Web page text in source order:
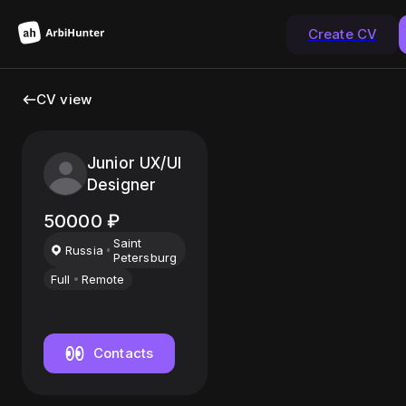
Create CV
CV view
Junior UX/UI
Designer
50000 ₽
Russia
Saint
Petersburg
Full
Remote
Contacts